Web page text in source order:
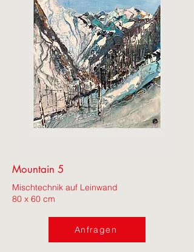
Mountain 5
Mischtechnik auf Leinwand
80 x 60 cm
Anfragen